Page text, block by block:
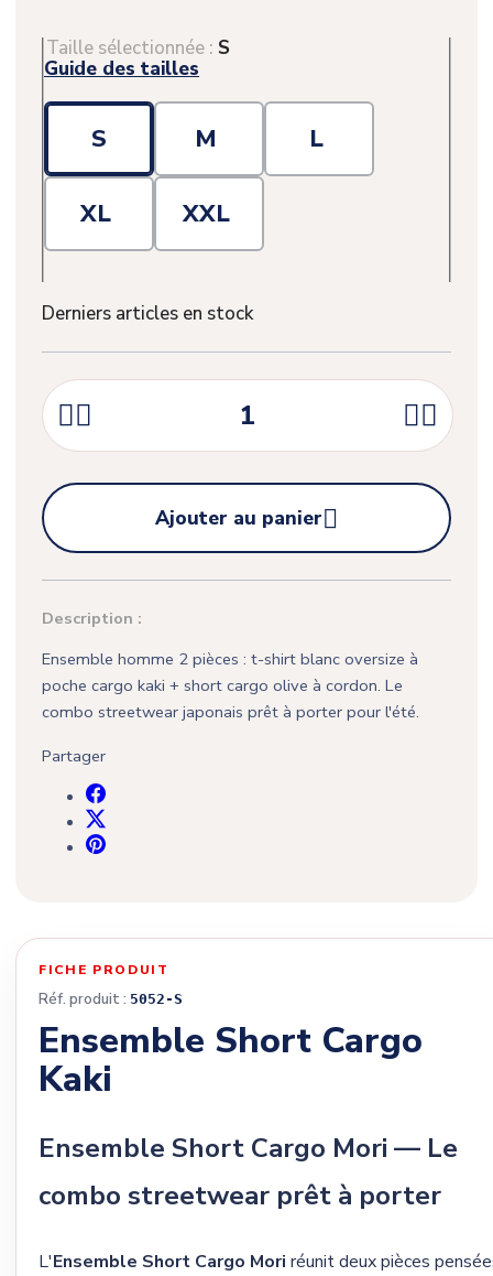
Taille sélectionnée : S
Guide des tailles
S M L
XL XXL
Derniers articles en stock
 

Ajouter au panier
Description :
Ensemble homme 2 pièces : t-shirt blanc oversize à
poche cargo kaki + short cargo olive à cordon. Le
combo streetwear japonais prêt à porter pour l'été.
Partager
FICHE PRODUIT
Réf. produit : 5052-S
Ensemble Short Cargo
Kaki
Ensemble Short Cargo Mori — Le
combo streetwear prêt à porter
L'Ensemble Short Cargo Mori réunit deux pièces